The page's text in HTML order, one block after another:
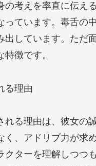
の考えを率直に伝え
っています。毒舌の
出しています。ただ
徴です。
る理由
る理由は、彼女の
、アドリブ力が求
ターを理解しつつ